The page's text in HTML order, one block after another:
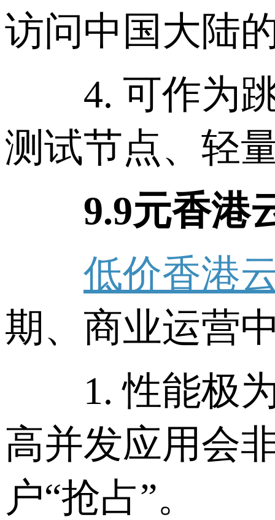
访问中国大陆
4. 可作为跳
测试节点、轻
9.9元香港云
低价香港
期、商业运营
1. 性能极为
高并发应用会
户“抢占”。